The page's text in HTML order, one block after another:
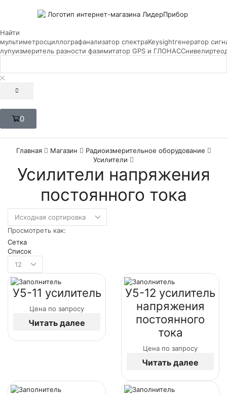
Найти
мультиметросциллографанализатор спектраKeysightгенератор
лупуизмеритель разности фазимитатор GPS и ГЛОНАССнивелир
0
Главная Магазин
Радиоизмерительное оборудование
Усилители
Усилители напряжения
постоянного тока
Просмотреть как:
Сетка
Список
У5-11 усилитель
Цена по запросу
Читать далее
У5-12 усилитель
напряжения
постоянного
тока
Цена по запросу
Читать далее